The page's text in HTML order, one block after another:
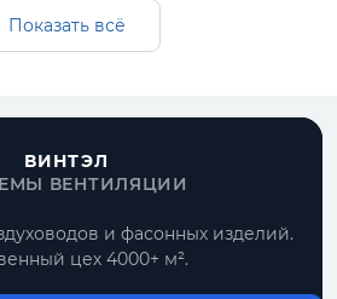
и комплектующие под
и нестандартные размеры
Показать всё
ВИНТЭЛ
ВЕНТИЛЯЦИИ
и фасонных изделий.
цех 4000+ м².